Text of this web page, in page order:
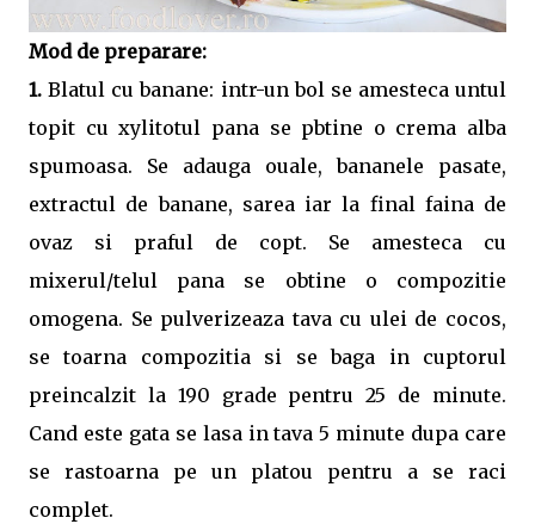
Mod de preparare:
1.Blatul cu banane: intr-un bol se amesteca untul
topit cu xylitotul pana se pbtine o crema alba
spumoasa. Se adauga ouale, bananele pasate,
extractul de banane, sarea iar la final faina de
ovaz si praful de copt. Se amesteca cu
mixerul/telul pana se obtine o compozitie
omogena. Se pulverizeaza tava cu ulei de cocos,
se toarna compozitia si se baga in cuptorul
preincalzit la 190 grade pentru 25 de minute.
Cand este gata se lasa in tava 5 minute dupa care
se rastoarna pe un platou pentru a se raci
complet.